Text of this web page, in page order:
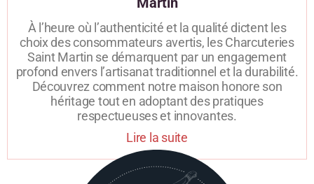
À l’heure où l’authenticité et la qualité dictent les
choix des consommateurs avertis, les Charcuteries
Saint Martin se démarquent par un engagement
profond envers l’artisanat traditionnel et la durabilité.
Découvrez comment notre maison honore son
héritage tout en adoptant des pratiques
respectueuses et innovantes.
Lire la suite